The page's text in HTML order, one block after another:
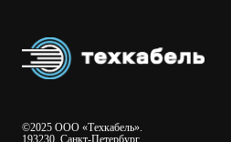
©2025 ООО «Техкабель».
193230, Санкт-Петербург,